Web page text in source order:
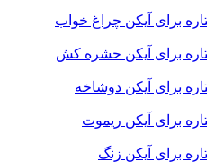
چراغ خواب
حشره کش
دوشاخه
ریموت
زنگ